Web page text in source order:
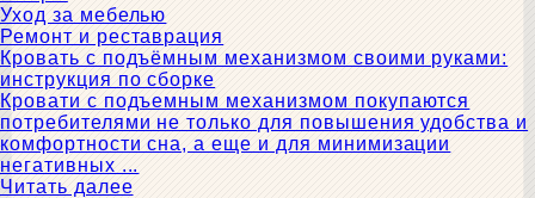
Уход за мебелью
Ремонт и реставрация
Кровать с подъёмным механизмом своими руками:
инструкция по сборке
Кровати с подъемным механизмом покупаются
потребителями не только для повышения удобства и
комфортности сна, а еще и для минимизации
негативных ...
Читать далее